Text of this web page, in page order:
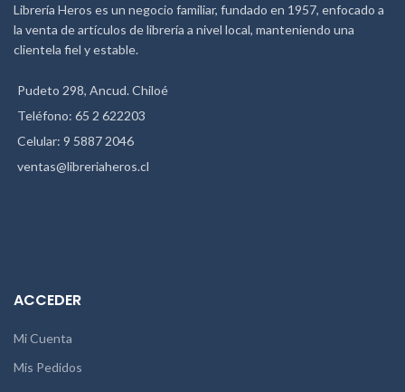
Librería Heros es un negocio familiar, fundado en 1957, enfocado a
la venta de artículos de librería a nivel local, manteniendo una
clientela fiel y estable.
Pudeto 298, Ancud. Chiloé
Teléfono: 65 2 622203
Celular: 9 5887 2046
ventas@libreriaheros.cl
ACCEDER
Mi Cuenta
Mis Pedidos